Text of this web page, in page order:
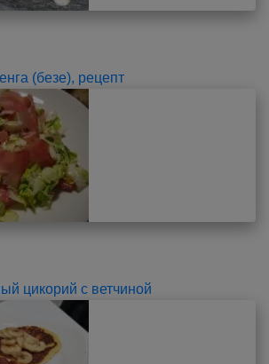
(безе), рецепт
цикорий с ветчиной